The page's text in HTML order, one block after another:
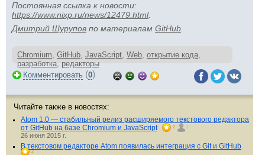
Постоянная ссылка к новости:
https://www.nixp.ru/news/12479.html.
Дмитрий Шурупов по материалам GitHub
Chromium, GitHub, JavaScript, Web, открытие кода,
разработка, редакторы
Комментировать (0)
Читайте также в новостях:
Atom 1.0 — стабильный релиз расширяемого текстового редактора
от GitHub на базе Chromium и JavaScript
2 1
26 июня 2015 г.
В текстовом редакторе Atom появилась интеграция с Git и GitHub
2